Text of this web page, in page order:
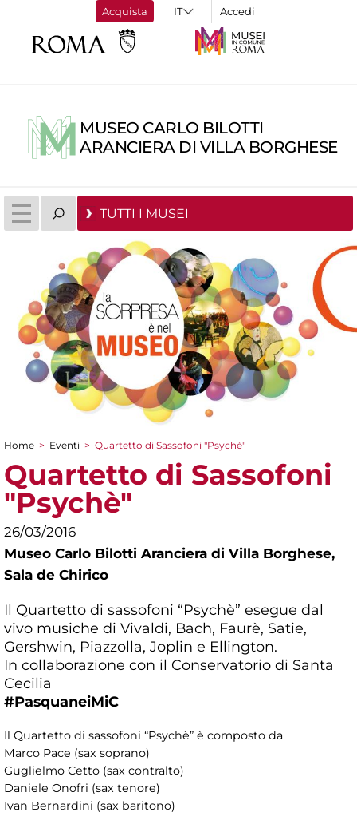
Acquista Accedi
MUSEO CARLO BILOTTI
ARANCIERA DI VILLA BORGHESE
TUTTI I MUSEI
Tu sei qui
Home > Eventi > Quartetto di Sassofoni "Psychè"
Quartetto di Sassofoni
"Psychè"
26/03/2016
Museo Carlo Bilotti Aranciera di Villa Borghese,
Sala de Chirico
Il Quartetto di sassofoni “Psychè” esegue dal
vivo musiche di Vivaldi, Bach, Faurè, Satie,
Gershwin, Piazzolla, Joplin e Ellington.
In collaborazione con il Conservatorio di Santa
Cecilia
#PasquaneiMiC
Il Quartetto di sassofoni “Psychè” è composto da
Marco Pace (sax soprano)
Guglielmo Cetto (sax contralto)
Daniele Onofri (sax tenore)
Ivan Bernardini (sax baritono)